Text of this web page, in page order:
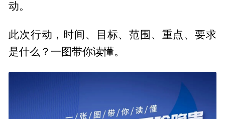
动。
此次行动，时间、目标、范围、重点、要求
是什么？一图带你读懂。